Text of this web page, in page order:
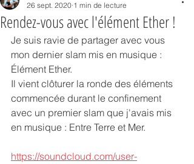
Rendez-vous avec l'élément Ether !
26 sept. 2020 1 min de lecture
Je suis ravie de partager avec vous
mon dernier slam mis en musique :
Élément Ether.
Il vient clôturer la ronde des éléments
commencée durant le confinement
avec un premier slam que j'avais mis
en musique : Entre Terre et Mer.
https://soundcloud.com/user-